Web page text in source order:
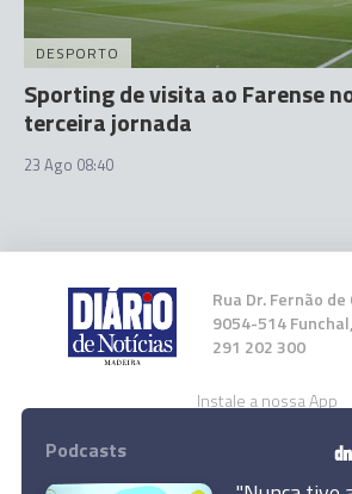
DESPORTO
Sporting de visita ao Farense
terceira jornada
23 Ago 08:40
Rua Dr. Fernão
9054-514
291 202 300
Instale a nossa App
Podcasts